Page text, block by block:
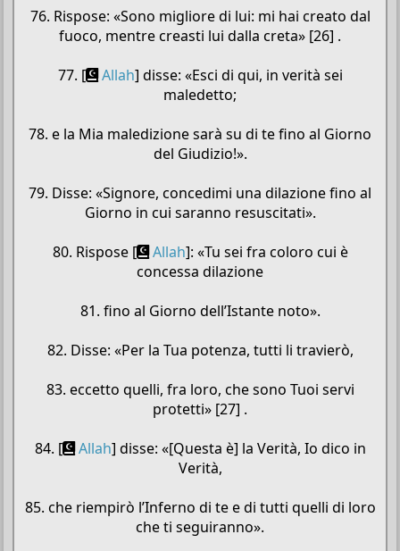
76. Rispose: «Sono migliore di lui: mi hai creato dal
fuoco, mentre creasti lui dalla creta» [26] .
77. [
Allah] disse: «Esci di qui, in verità sei
maledetto;
78. e la Mia maledizione sarà su di te fino al Giorno
del Giudizio!».
79. Disse: «Signore, concedimi una dilazione fino al
Giorno in cui saranno resuscitati».
80. Rispose [
Allah]: «Tu sei fra coloro cui è
concessa dilazione
81. fino al Giorno dell’Istante noto».
82. Disse: «Per la Tua potenza, tutti li travierò,
83. eccetto quelli, fra loro, che sono Tuoi servi
protetti» [27] .
84. [
Allah] disse: «[Questa è] la Verità, Io dico in
Verità,
85. che riempirò l’Inferno di te e di tutti quelli di loro
che ti seguiranno».